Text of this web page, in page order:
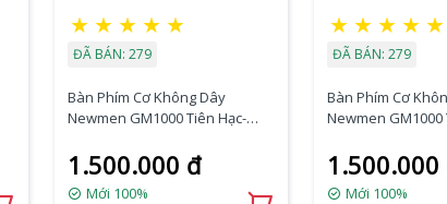
★ ★ ★ ★ ★
ĐÃ BÁN: 279
Bàn Phím Cơ Không Dây
Newmen GM1000 Tiên Hạc-
1.500.000 đ
Mới 100%
★ ★ ★ ★ ★
ĐÃ BÁN: 279
Bàn Phím Cơ
Newmen GM1000
1.500.000
Mới 100%